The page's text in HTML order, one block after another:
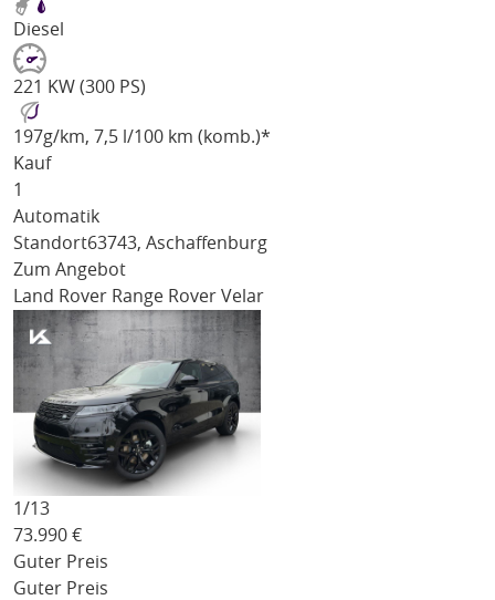
Diesel
221 KW (300 PS)
197g/km, 7,5 l/100 km (komb.)*
Kauf
1
Automatik
Standort63743, Aschaffenburg
Zum Angebot
Land Rover Range Rover Velar
1/13
73.990 €
Guter Preis
Guter Preis